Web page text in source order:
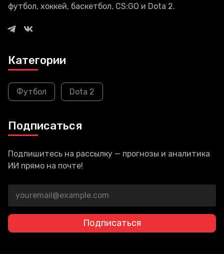
футбол, хоккей, баскетбол, CS:GO и Dota 2.
Категории
Футбол Dota 2
Подписаться
Подпишитесь на рассылку — прогнозы и аналитика
ИИ прямо на почте!
Подписаться